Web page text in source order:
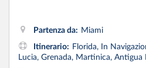
Partenza da: Miami
Itinerario: Florida, In
Lucia, Grenada, Martinica, Antigua